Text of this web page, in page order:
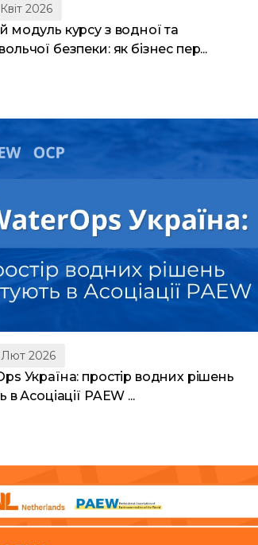
2026
модуль курсу з водної та
безпеки: як бізнес пер...
Лют 2026
Україна: простір водних рішень
в Асоціації PAEW ...